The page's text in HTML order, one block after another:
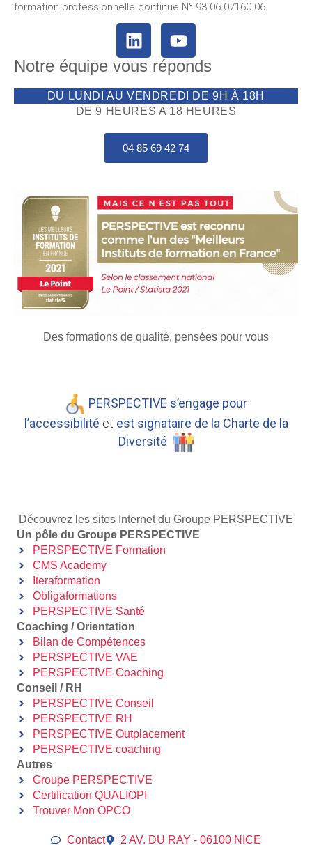
formation professionnelle continue N° 93.06.07160.06.
Notre équipe vous réponds
DU LUNDI AU VENDREDI DE 9H À 18H
DE 9 HEURES A 18 HEURES
04 85 69 42 74
Des formations de qualité, pensées pour vous
PERSPECTIVE s’engage pour
l’accessibilité et est signataire de la Charte de la
Diversité
Découvrez les sites Internet du Groupe PERSPECTIVE
Un pôle du Groupe PERSPECTIVE
PERSPECTIVE Formation
CMS Academy
Iteraformation
Obligaformations
PERSPECTIVE Santé
Coaching / Orientation
Bilan de Compétences
PERSPECTIVE VAE
PERSPECTIVE Coaching
Conseil / RH
PERSPECTIVE Conseil
PERSPECTIVE RH
PERSPECTIVE Outplacement
PERSPECTIVE coaching
Autres
Groupe PERSPECTIVE
Certification QUALIOPI
Trouver Mon OPCO
Contact 2 AV. DU RAY - 06100 NICE